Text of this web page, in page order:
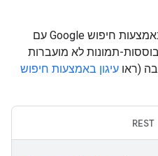
שימו לב: כשמשתמשים בעיגון באמצעות חיפוש Google עם
תמונות לא מועברות
(ראו עיגון באמצעות חיפוש
REST